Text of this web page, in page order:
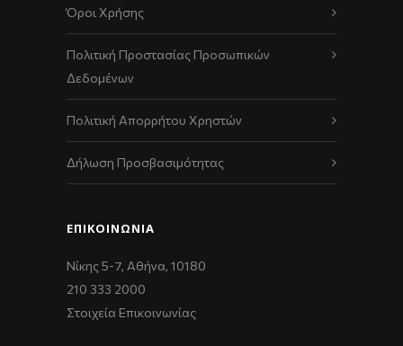
Όροι Χρήσης
Πολιτική Προστασίας Προσωπικών
Δεδομένων
Πολιτική Απορρήτου Χρηστών
Δήλωση Προσβασιμότητας
ΕΠΙΚΟΙΝΩΝΊΑ
Νίκης 5-7, Αθήνα, 10180
210 333 2000
Στοιχεία Επικοινωνίας